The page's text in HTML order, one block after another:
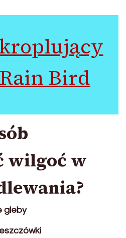
Bird
wilgoć w
gleby